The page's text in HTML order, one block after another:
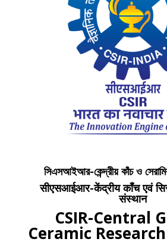
সিএসআইআর-কেন্দ্রীয় কাঁচ ও
सीएसआईआर-केंद्रीय काँच एवं
संस्थान
CSIR-Central
Ceramic